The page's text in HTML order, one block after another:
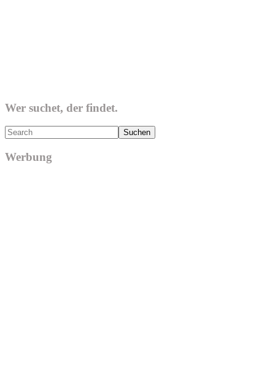
Wer suchet, der findet.
Search
Werbung